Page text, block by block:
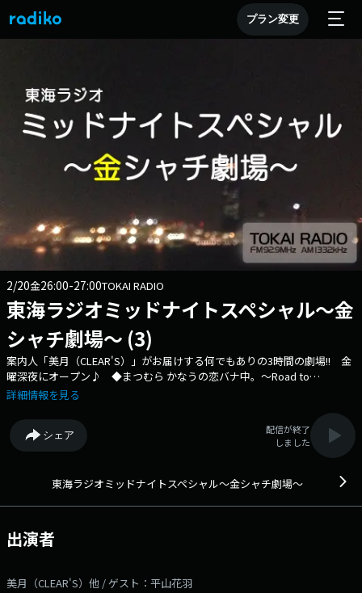
プラン変更
2/20金26:00-27:00TOKAI RADIO
東海ラジオミッドナイトスペシャル～金
シャチ劇場～ (3)
案内人「美月（CLEAR'S）」がお届けする何でもありの3時間の劇場!! 金
曜深夜にオープン♪ ◆まつむら かなうの恋バナ中。～Road to
DIAMOND HALL～ ◆橋川聖の金曜日の彩 ◆SE7ENTH SENSE
じゃないよ、パセリだよ!in東海ラジオ 番組へのメッセージは【コチ
ラ】 番組公式X（旧twitter） アカウントは「@ksg1332」 TOKAI
RADIOの共通ハッシュタグは「#TOKAIRADIO」 TOKAI RADIO公式X（旧
詳細情報を見る
シェア
配信が終了
しました
東海ラジオミッドナイトスペシャル～金シャチ劇場～
出演者
美月（CLEAR'S）他 / ゲスト：平山花羽